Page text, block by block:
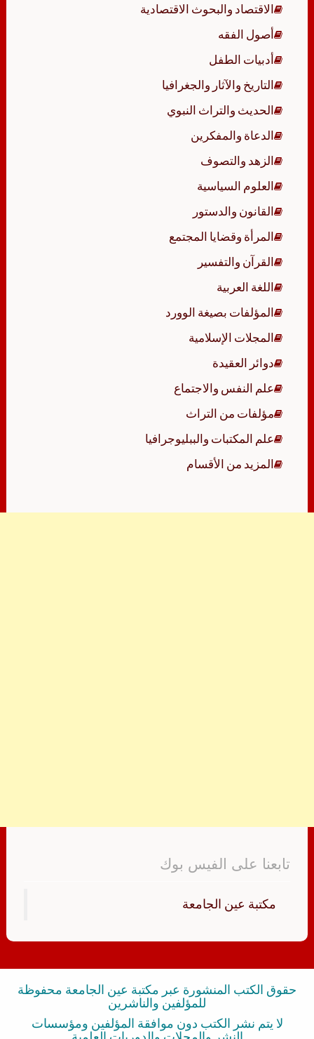
الاقتصاد والبحوث الاقتصادية
أصول الفقه
أدبيات الطفل
التاريخ والآثار والجغرافيا
الحديث والتراث النبوي
الدعاة والمفكرين
الزهد والتصوف
العلوم السياسية
القانون والدستور
المرأة وقضايا المجتمع
القرآن والتفسير
اللغة العربية
المؤلفات بصيغة الوورد
المجلات الإسلامية
دوائر العقيدة
علم النفس والاجتماع
مؤلفات من التراث
علم المكتبات والببليوجرافيا
المزيد من الأقسام
تابعنا على الفيس بوك
‏مكتبة عين الجامعة‏
حقوق الكتب المنشورة عبر مكتبة عين الجامعة محفوظة
للمؤلفين والناشرين
لا يتم نشر الكتب دون موافقة المؤلفين ومؤسسات